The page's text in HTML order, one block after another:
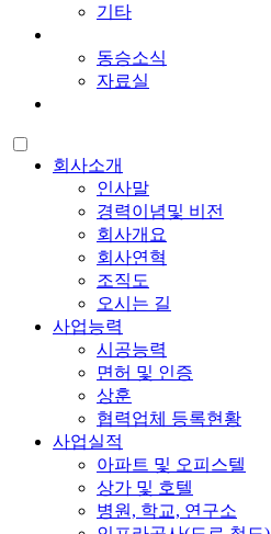
기타
동승소식
자료실
회사소개
인사말
경력이념및 비전
회사개요
회사연혁
조직도
오시는 길
사업능력
시공능력
면허 및 인증
상훈
협력업체 등록현황
사업실적
아파트 및 오피스텔
상가 및 호텔
병원, 학교, 연구소